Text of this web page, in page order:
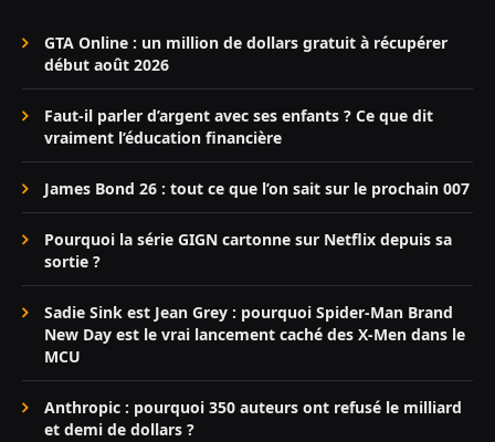
GTA Online : un million de dollars gratuit à récupérer
début août 2026
Faut-il parler d’argent avec ses enfants ? Ce que dit
vraiment l’éducation financière
James Bond 26 : tout ce que l’on sait sur le prochain 007
Pourquoi la série GIGN cartonne sur Netflix depuis sa
sortie ?
Sadie Sink est Jean Grey : pourquoi Spider-Man Brand
New Day est le vrai lancement caché des X-Men dans le
MCU
Anthropic : pourquoi 350 auteurs ont refusé le milliard
et demi de dollars ?